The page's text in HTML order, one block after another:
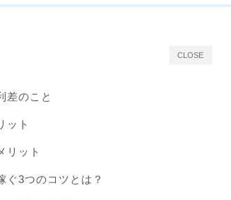
CLOSE
差のこと
ット
リット
ぐ3つのコツとは？